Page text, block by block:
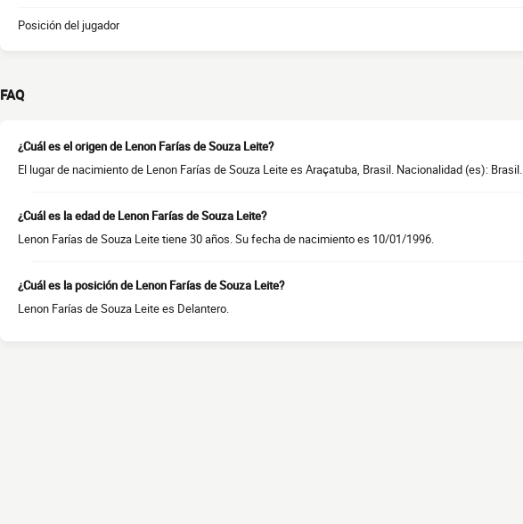
Posición del jugador
FAQ
¿Cuál es el origen de Lenon Farías de Souza Leite?
El lugar de nacimiento de Lenon Farías de Souza Leite es Araçatuba, Brasil. Nacionalidad (es): Brasil.
¿Cuál es la edad de Lenon Farías de Souza Leite?
Lenon Farías de Souza Leite tiene 30 años. Su fecha de nacimiento es 10/01/1996.
¿Cuál es la posición de Lenon Farías de Souza Leite?
Lenon Farías de Souza Leite es Delantero.